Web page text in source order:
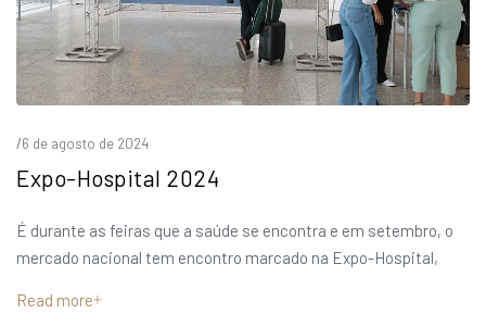
/6 de agosto de 2024
Expo-Hospital 2024
É durante as feiras que a saúde se encontra e em setembro, o
mercado nacional tem encontro marcado na Expo-Hospital,
Read more